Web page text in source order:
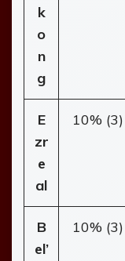
k
o
n
g
E
zr
e
al
10% (3)
B
el’
10% (3)